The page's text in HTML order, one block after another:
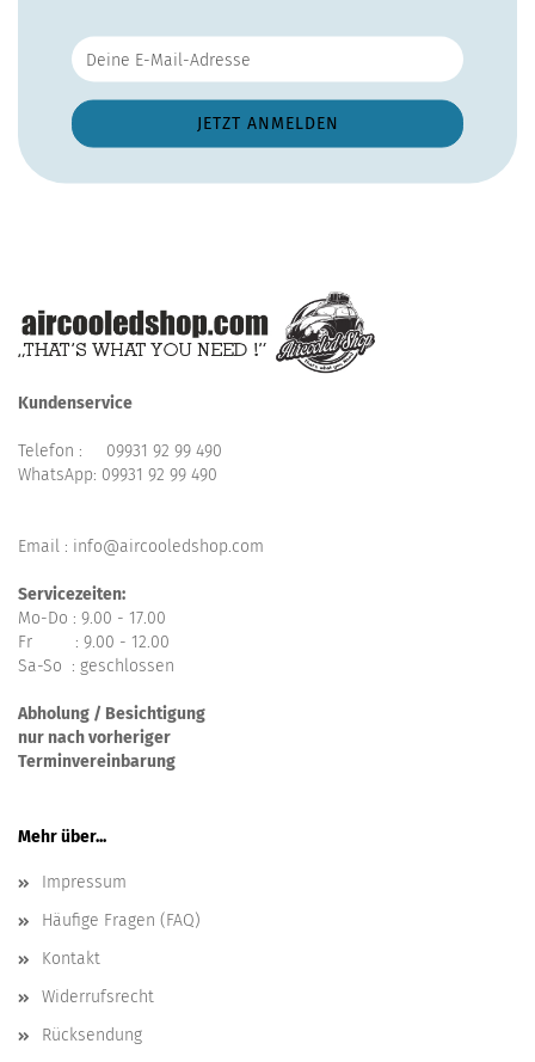
Kundenservice
Telefon : 09931 92 99 490
WhatsApp: 09931 92 99 490
Email : info@aircooledshop.com
Servicezeiten:
Mo-Do : 9.00 - 17.00
Fr : 9.00 - 12.00
Sa-So : geschlossen
Abholung / Besichtigung
nur nach vorheriger
Terminvereinbarung
Mehr über...
Impressum
Häufige Fragen (FAQ)
Kontakt
Widerrufsrecht
Rücksendung